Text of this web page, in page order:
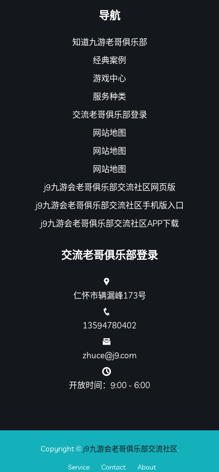
导航
知道九游老哥俱乐部
经典案例
游戏中心
服务种类
交流老哥俱乐部登录
网站地图
网站地图
网站地图
j9九游会老哥俱乐部交流社区网页版
j9九游会老哥俱乐部交流社区手机版入口
j9九游会老哥俱乐部交流社区APP下载
交流老哥俱乐部登录
仁怀市辆漏峰173号
13594780402
zhuce@j9.com
开放时间：9:00 - 6:00
Copyright © j9九游会老哥俱乐部交流社区.
Service Contact About